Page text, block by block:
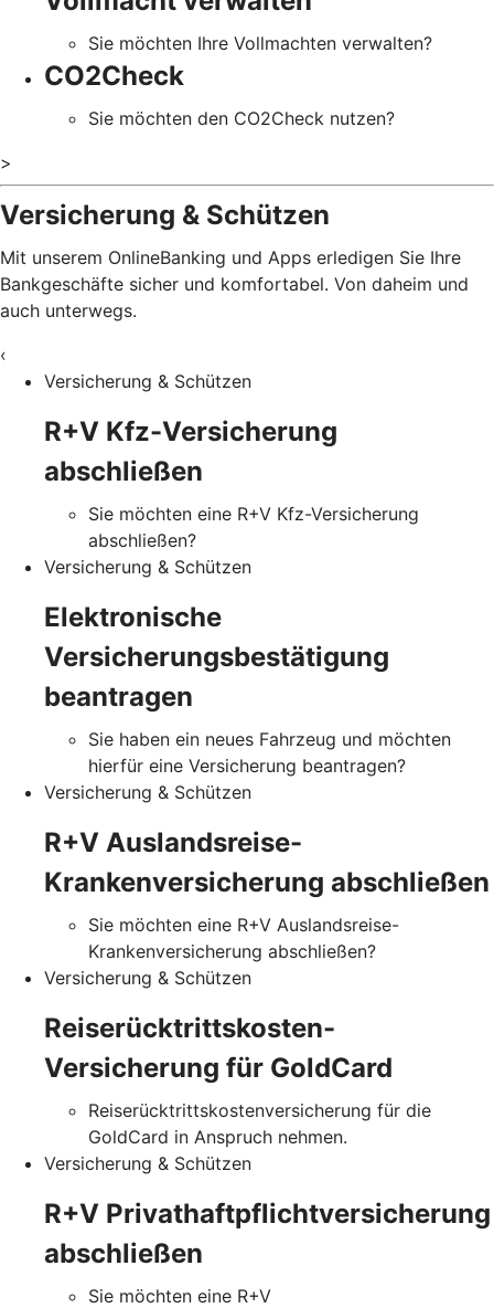
Sie möchten Ihre Vollmachten verwalten?
CO2Check
Sie möchten den CO2Check nutzen?
>
Versicherung & Schützen
Mit unserem OnlineBanking und Apps erledigen Sie Ihre
Bankgeschäfte sicher und komfortabel. Von daheim und
auch unterwegs.
‹
Versicherung & Schützen
R+V Kfz-Versicherung
abschließen
Sie möchten eine R+V Kfz-Versicherung
abschließen?
Versicherung & Schützen
Elektronische
Versicherungsbestätigung
beantragen
Sie haben ein neues Fahrzeug und möchten
hierfür eine Versicherung beantragen?
Versicherung & Schützen
R+V Auslandsreise-
Krankenversicherung abschließen
Sie möchten eine R+V Auslandsreise-
Krankenversicherung abschließen?
Versicherung & Schützen
Reiserücktrittskosten-
Versicherung für GoldCard
Reiserücktrittskostenversicherung für die
GoldCard in Anspruch nehmen.
Versicherung & Schützen
R+V Privathaftpflichtversicherung
abschließen
Sie möchten eine R+V